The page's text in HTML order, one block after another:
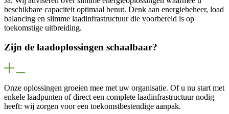
beschikbare capaciteit optimaal benut. Denk aan energiebeheer, load
balancing en slimme laadinfrastructuur die voorbereid is op
toekomstige uitbreiding.
Zijn de laadoplossingen schaalbaar?
Onze oplossingen groeien mee met uw organisatie. Of u nu start met
enkele laadpunten of direct een complete laadinfrastructuur nodig
heeft: wij zorgen voor een toekomstbestendige aanpak.